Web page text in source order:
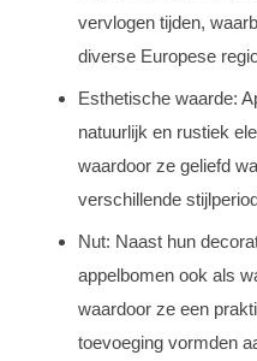
vervlogen tijden,
diverse Europese
Esthetische waarde:
natuurlijk en rustiek
waardoor ze geliefd
verschillende
Nut: Naast hun
appelbomen ook als
waardoor ze een
toevoeging vormden